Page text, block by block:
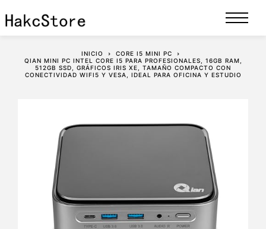
INICIO
CORE I5 MINI PC
QIAN MINI PC INTEL CORE I5 PARA PROFESIONALES, 16GB RAM,
512GB SSD, GRÁFICOS IRIS XE, TAMAÑO COMPACTO CON
CONECTIVIDAD WIFI5 Y VESA, IDEAL PARA OFICINA Y ESTUDIO